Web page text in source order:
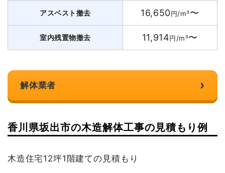
アスベスト撤去 16,650円/m³〜
室内残置物撤去 11,914円/m³〜
解体業者 ›
香川県坂出市の木造解体工事の見積もり例
木造住宅12坪1階建ての見積もり